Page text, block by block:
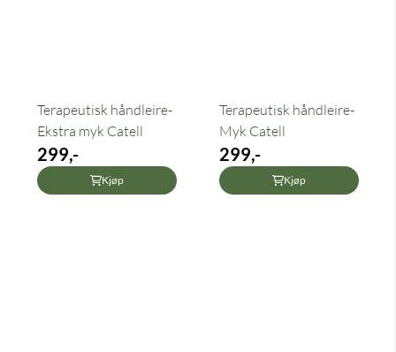
Terapeutisk håndleire-
Ekstra myk Catell
299,-
Kjøp
Terapeutisk håndleire-
Myk Catell
299,-
Kjøp